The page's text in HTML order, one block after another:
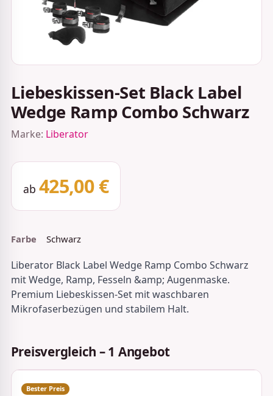
Liebeskissen-Set Black Label
Wedge Ramp Combo Schwarz
Marke: Liberator
ab 425,00 €
Farbe Schwarz
Liberator Black Label Wedge Ramp Combo Schwarz
mit Wedge, Ramp, Fesseln &amp; Augenmaske.
Premium Liebeskissen-Set mit waschbaren
Mikrofaserbezügen und stabilem Halt.
Preisvergleich – 1 Angebot